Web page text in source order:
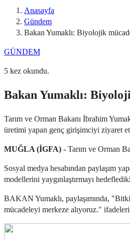
Anasayfa
Gündem
Bakan Yumaklı: Biyolojik
GÜNDEM
5 kez okundu.
Bakan Yumaklı:
Tarım ve Orman Bakanı İbrahim
üretimi yapan genç girişimciyi ziyaret
MUĞLA (İGFA) - Tarım ve Orman
Sosyal medya hesabından paylaşım
modellerini yaygınlaştırmayı
BAKAN Yumaklı, paylaşımında,
mücadeleyi merkeze alıyoruz."